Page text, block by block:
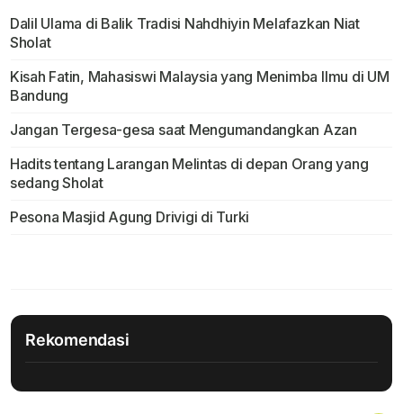
Dalil Ulama di Balik Tradisi Nahdhiyin Melafazkan Niat
Sholat
Kisah Fatin, Mahasiswi Malaysia yang Menimba Ilmu di UM
Bandung
Jangan Tergesa-gesa saat Mengumandangkan Azan
Hadits tentang Larangan Melintas di depan Orang yang
sedang Sholat
Pesona Masjid Agung Drivigi di Turki
Rekomendasi